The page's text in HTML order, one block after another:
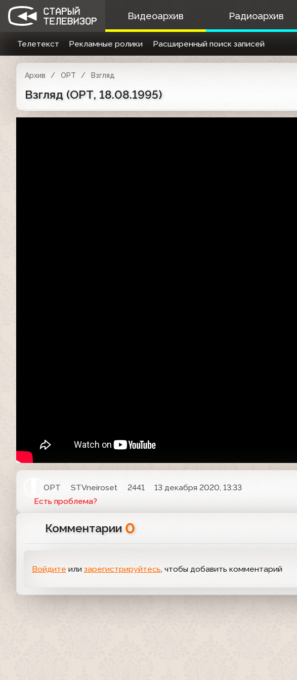
Видеоархив Радиоархив
Телетекст Рекламные ролики Расширенный поиск записей
Архив ОРТ Взгляд
Взгляд (ОРТ, 18.08.1995)
ОРТ STVneiroset 2441
13 декабря 2020, 13:33
Есть проблема?
Комментарии 0
Войдите или зарегистрируйтесь, чтобы добавить комментарий